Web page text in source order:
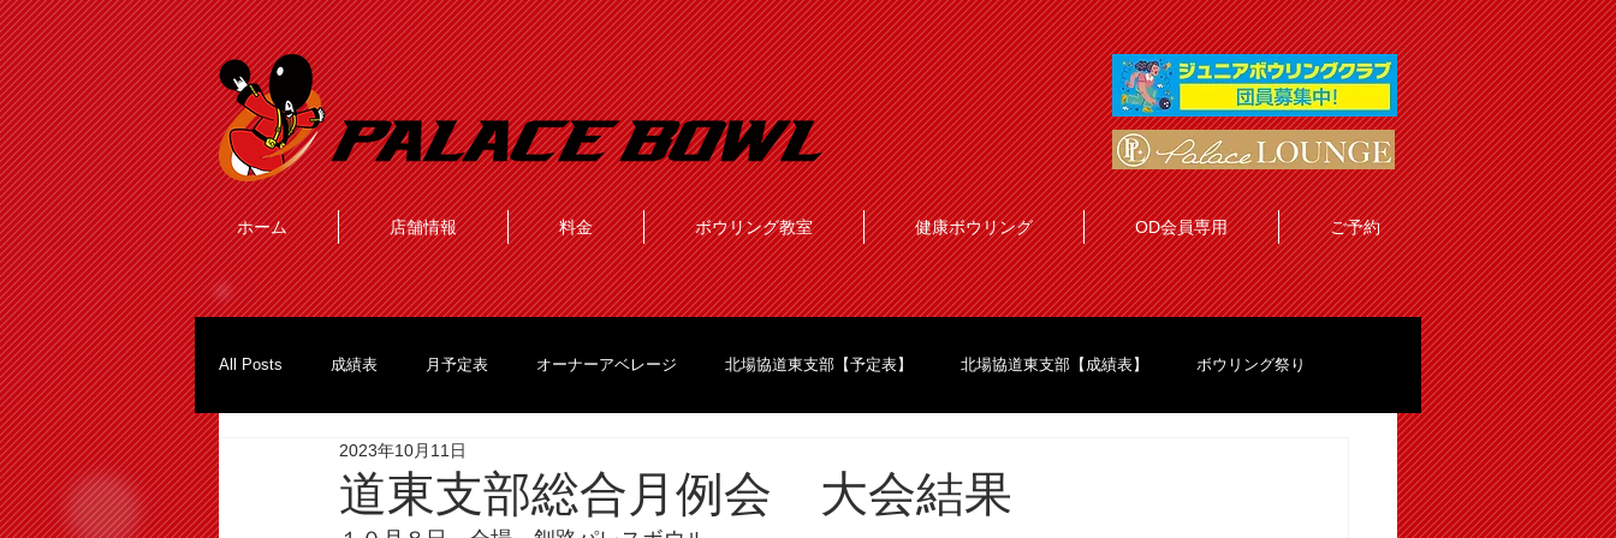
ホーム 店舗情報 料金 ボウリング教室 健康ボウリング OD会員専用 ご予約
All Posts 成績表 月予定表 オーナーアベレージ 北場協道東支部【予定表】 北場協道東支部【成績表】 ボウリング祭り
道東支部総合月例会 大会結果
2023年10月11日